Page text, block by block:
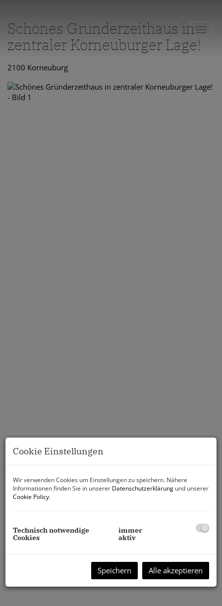
Schönes Gründerzeithaus in
zentraler Korneuburger Lage!
2100 Korneuburg
Cookie Einstellungen
Wir verwenden Cookies um Einstellungen zu speichern. Nähere
Informationen finden Sie in unserer Datenschutzerklärung und unserer
Cookie Policy.
Technisch notwendige
Cookies
immer
aktiv
Speichern Alle akzeptieren